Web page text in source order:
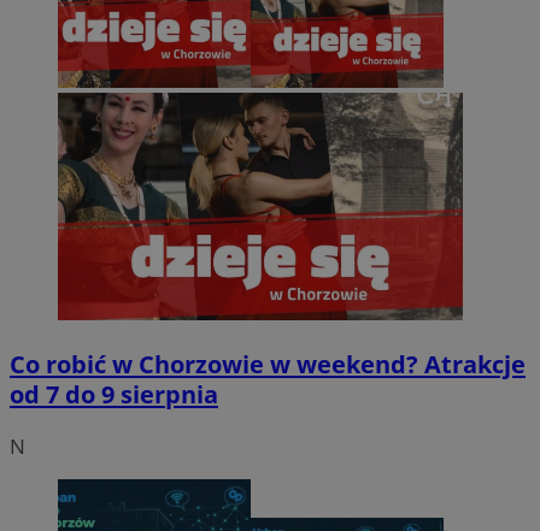
Co robić w Chorzowie w weekend? Atrakcje
od 7 do 9 sierpnia
N